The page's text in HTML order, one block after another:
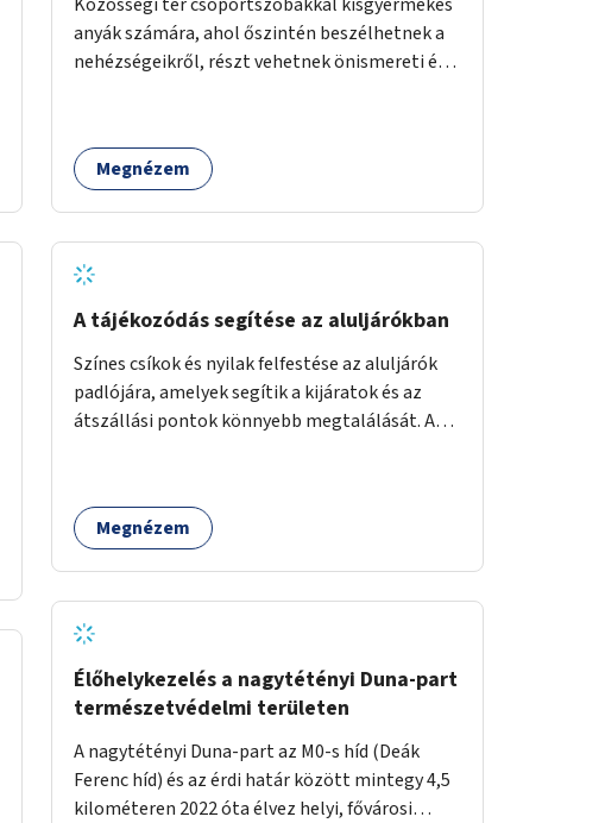
anyák számára, ahol őszintén beszélhetnek a
nehézségeikről, részt vehetnek önismereti és
biztonságban játszhatnak.
Megnézem
A tájékozódás segítése az aluljárókban
Színes csíkok és nyilak felfestése az aluljárók
padlójára, amelyek segítik a kijáratok és az
átszállási pontok könnyebb megtalálását. A
turisták számára, nemzetközi jó gyakorlatok
alapján.
Megnézem
Élőhelykezelés a nagytétényi Duna-part
természetvédelmi területen
A nagytétényi Duna-part az M0-s híd (Deák
Ferenc híd) és az érdi határ között mintegy 4,5
kilométeren 2022 óta élvez helyi, fővárosi